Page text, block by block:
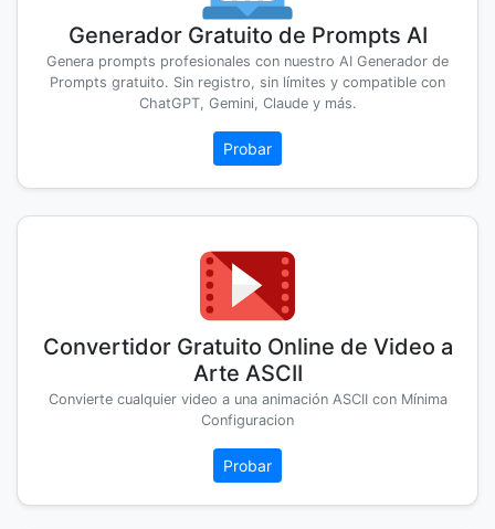
Generador Gratuito de Prompts AI
Genera prompts profesionales con nuestro AI Generador de
Prompts gratuito. Sin registro, sin límites y compatible con
ChatGPT, Gemini, Claude y más.
Probar
Convertidor Gratuito Online de Video a
Arte ASCII
Convierte cualquier video a una animación ASCII con Mínima
Configuracion
Probar